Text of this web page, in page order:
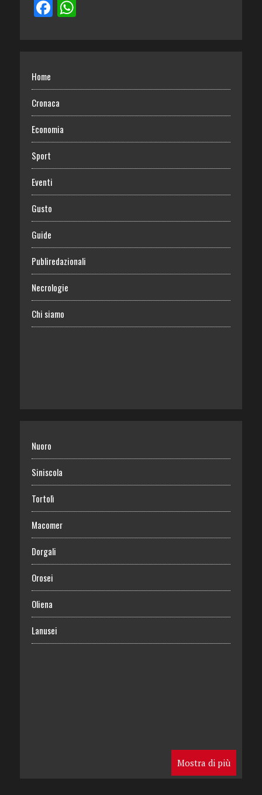
Home
Cronaca
Economia
Sport
Eventi
Gusto
Guide
Publiredazionali
Necrologie
Chi siamo
Nuoro
Siniscola
Tortolì
Macomer
Dorgali
Orosei
Oliena
Lanusei
Mostra di più